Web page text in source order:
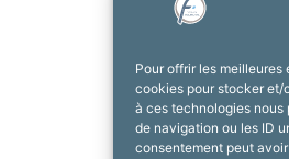
Pour offrir les
cookies pour stocker et/
à ces technologies nous
de navigation ou les ID
consentement peut